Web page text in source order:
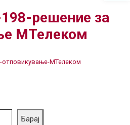
решение за
МТелеком
отповикување-МТелеком
Барај